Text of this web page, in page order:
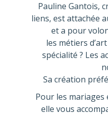
Pauline Gantois,
liens, est attachée
et a pour
les métiers
spécialité ? Les
Sa création
Pour les
elle vous